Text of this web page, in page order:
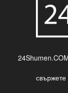
свържете